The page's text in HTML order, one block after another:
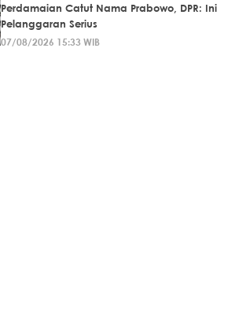
Perdamaian Catut Nama Prabowo, DPR: Ini
Pelanggaran Serius
07/08/2026 15:33 WIB